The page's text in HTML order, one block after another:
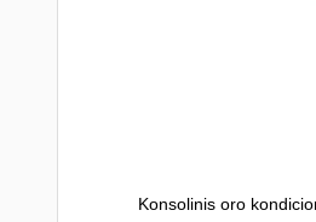
Konsolinis oro